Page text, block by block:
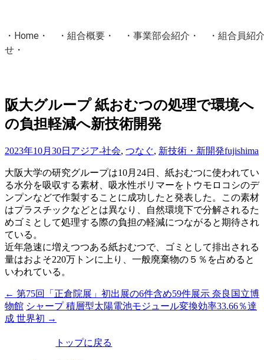
・ Home ・ ・ 組合概要 ・ ・ 事業部会紹介 ・ ・ 組合員紹
せ ・
国土交通省・経済産業省・農林水産省・厚生労働省 認可
阪大グループ 紙おむつの処理で環境へ
の負担軽減へ新技術開発
2023年10月30日 アジア-社会, つなぐ, 新技術・新開発fujishima
大阪大学の研究グループは10月24日、紙おむつに使われてい
る水分を吸収する素材、吸水性ポリマーをトウモロコシのデ
ンプンなどで作製することに成功したと発表した。この素材
はプラスチックなどとは異なり、自然環境下で分解されるた
めゴミとして処理する際の負担の軽減につながると期待され
ている。
近年急速に増えつつある紙おむつで、ゴミとして排出される
量はおよそ220万トンに上り、一般廃棄物の５％を占めると
いわれている。
投
稿
← 第75回「正倉院展」初出展の6件含め59件展示 奈良国立博
物館 シャープ 積層型太陽電池モジュール変換効率33.66％達
成 世界初 →
トップに戻る